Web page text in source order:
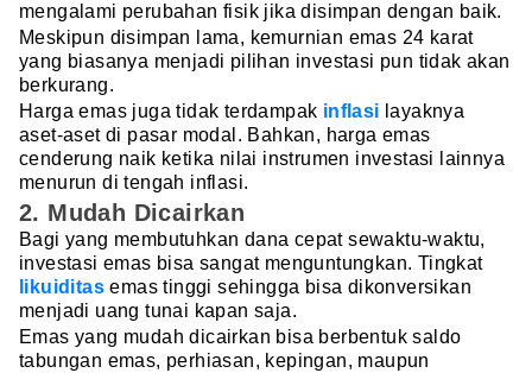
mengalami perubahan fisik jika disimpan dengan baik.
Meskipun disimpan lama, kemurnian emas 24 karat
yang biasanya menjadi pilihan investasi pun tidak akan
berkurang.
Harga emas juga tidak terdampak inflasi layaknya
aset-aset di pasar modal. Bahkan, harga emas
cenderung naik ketika nilai instrumen investasi lainnya
menurun di tengah inflasi.
2. Mudah Dicairkan
Bagi yang membutuhkan dana cepat sewaktu-waktu,
investasi emas bisa sangat menguntungkan. Tingkat
likuiditas emas tinggi sehingga bisa dikonversikan
menjadi uang tunai kapan saja.
Emas yang mudah dicairkan bisa berbentuk saldo
tabungan emas, perhiasan, kepingan, maupun